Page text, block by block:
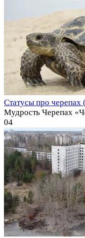
Статусы про черепах
Мудрость Черепах
04